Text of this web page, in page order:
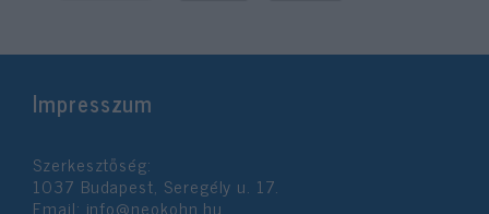
Impresszum
Szerkesztőség:
1037 Budapest, Seregély u. 17.
Email: info@neokohn.hu